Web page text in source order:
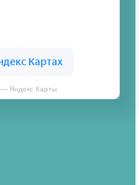
— Яндекс Карты